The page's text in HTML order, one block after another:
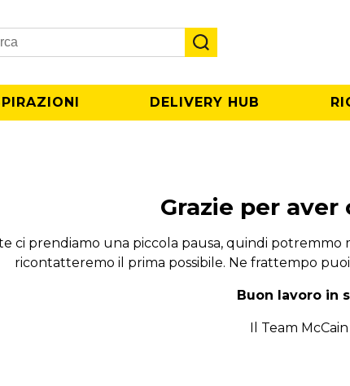
DELIVERY HUB
Grazie per
ci prendiamo una piccola pausa, quindi
ricontatteremo il prima possibile. Ne frattempo
Buon lavoro in
Il Team